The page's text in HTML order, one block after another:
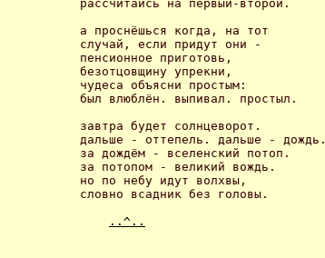
рассчитайсь на первый-второй.
а проснёшься когда, на тот
случай, если придут они -
пенсионное приготовь,
безотцовщину упрекни,
чудеса объясни простым:
был влюблён. выпивал. простыл.
завтра будет солнцеворот.
дальше - оттепель. дальше - дождь.
за дождём - вселенский потоп.
за потопом - великий вождь.
но по небу идут волхвы,
словно всадник без головы.
..^..